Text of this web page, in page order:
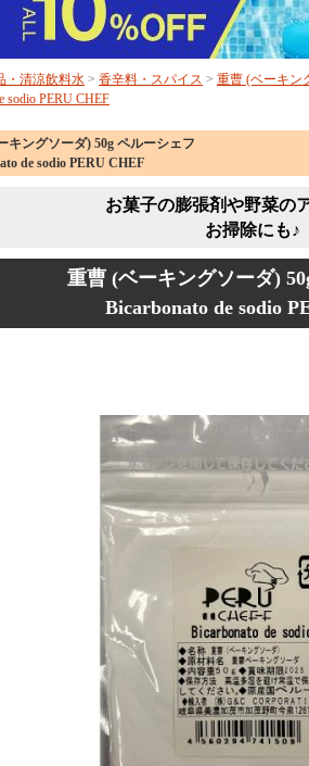
・清涼飲料水 > 香辛料・スパイス > 重曹 (ベーキン
sodio PERU CHEF
キングソーダ) 50g ペルーシェフ
de sodio PERU CHEF
お菓子の膨張剤や野菜の
お掃除にも♪
重曹 (ベーキングソーダ)
Bicarbonato de sodio